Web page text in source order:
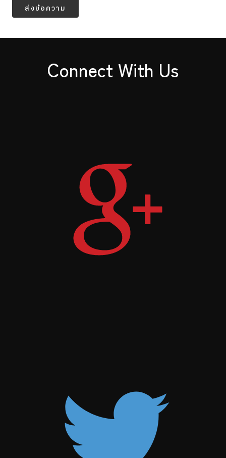
ส่งข้อความ
Connect With Us